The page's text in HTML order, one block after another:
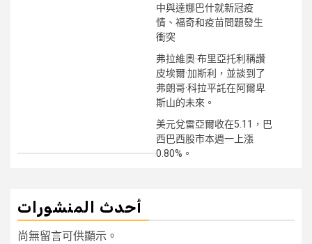
中與達娜巴什就新冠疫
情、福奇和疫苗問題發生
衝突
弗拉維奧·布里亞托利稱讚
皮埃爾·加斯利，並談到了
弗朗哥·科拉平託在阿爾卑
斯山的未來。
美元兌雷亞爾收在5.11，巴
西巴西股市本週一上漲
0.80%。
أحدث المنشورات
尚無留言可供顯示。